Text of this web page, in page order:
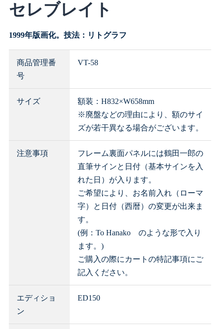
セレブレイト
1999年版画化。技法：リトグラフ
商品管理番
号
VT-58
サイズ
額装：H832×W658mm
※廃盤などの理由により、額のサイ
ズが若干異なる場合がございます。
注意事項
フレーム裏面パネルには鶴田一郎の
直筆サインと日付（基本サインを入
れた日）が入ります。
ご希望により、お名前入れ（ローマ
字）と日付（西暦）の変更が出来ま
す。
(例：To Hanako のような形で入り
ます。)
ご購入の際にカートの特記事項にご
記入ください。
エディショ
ン
ED150